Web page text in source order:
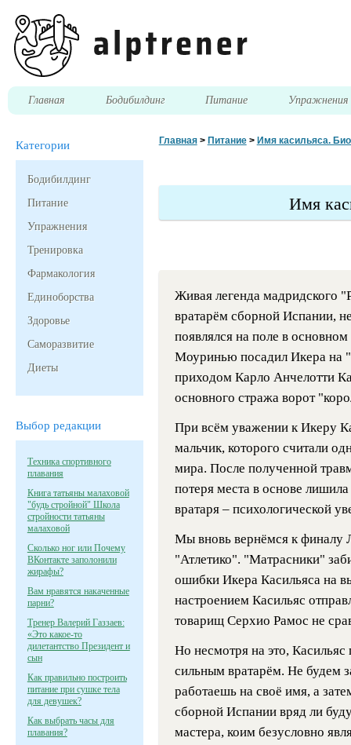
Главная Бодибилдинг Питание Упражнения
Категории
Бодибилдинг
Питание
Упражнения
Тренировка
Фармакология
Единоборства
Здоровье
Саморазвитие
Диеты
Выбор редакции
Техника спортивного
плавания
Книга татьяны малаховой
"будь стройной" Школа
стройности татьяны
малаховой
Сколько ног или Почему
ВКонтакте заполонили
жирафы?
Вам нравятся накаченные
парни?
Тренер Валерий Газзаев:
«Это какое-то
дилетантство Президент и
сын
Как правильно построить
питание при сушке тела
для девушек?
Как выбрать часы для
плавания?
Главная> Питание> Имя касильяса.
Имя
Живая легенда мадридского
вратарём сборной Испании,
появлялся на поле в
Моуринью посадил Икера на
приходом Карло Анчелотти
основного стража ворот
При всём уважении к Икеру
мальчик, которого считали
мира. После полученной
потеря места в основе
вратаря – психологической
Мы вновь вернёмся к
"Атлетико". "Матрасники"
ошибки Икера Касильяса на
настроением Касильяс
товарищ Серхио Рамос не
Но несмотря на это,
сильным вратарём. Не будем
работаешь на своё имя, а
сборной Испании вряд ли
мастера, коим безусловно